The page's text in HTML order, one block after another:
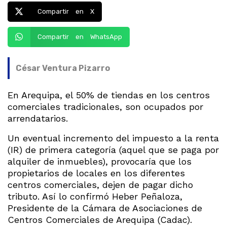
Compartir en X
Compartir en WhatsApp
César Ventura Pizarro
En Arequipa, el 50% de tiendas en los centros
comerciales tradicionales, son ocupados por
arrendatarios.
Un eventual incremento del impuesto a la renta
(IR) de primera categoría (aquel que se paga por
alquiler de inmuebles), provocaría que los
propietarios de locales en los diferentes
centros comerciales, dejen de pagar dicho
tributo. Así lo confirmó Heber Peñaloza,
Presidente de la Cámara de Asociaciones de
Centros Comerciales de Arequipa (Cadac).